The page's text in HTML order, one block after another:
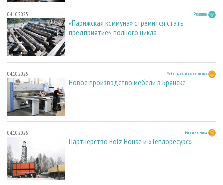
04.10.2025 Развитие
«Парижская коммуна» стремится стать
предприятием полного цикла
04.10.2025 Мебельное производство
Новое производство мебели в Брянске
04.10.2025 Биоэнергетика
Партнерство Holz House и «Теплоресурс»